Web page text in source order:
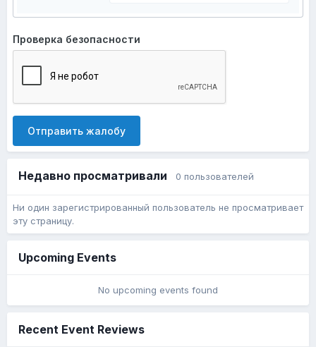
Проверка безопасности
Отправить жалобу
Недавно просматривали 0 пользователей
Ни один зарегистрированный пользователь не просматривает
эту страницу.
Upcoming Events
No upcoming events found
Recent Event Reviews